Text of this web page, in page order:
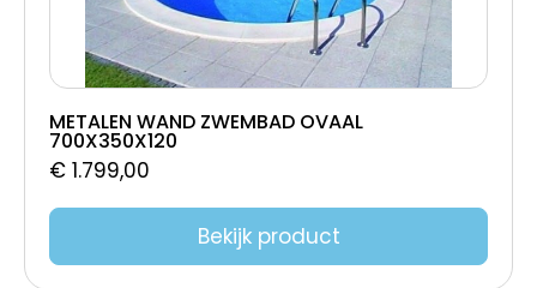
METALEN WAND ZWEMBAD OVAAL
700X350X120
€ 1.799,00
Bekijk product